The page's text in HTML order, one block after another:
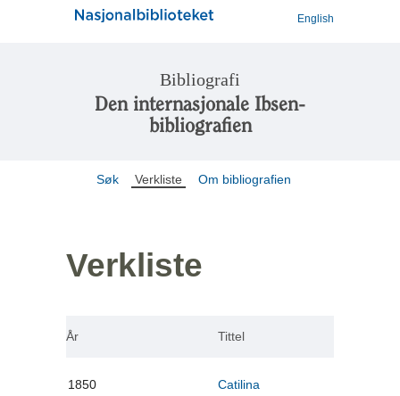
English
Bibliografi
Den internasjonale Ibsen-
bibliografien
Søk Verkliste Om bibliografien
Verkliste
År Tittel
1850 Catilina